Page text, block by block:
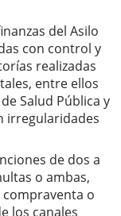
del Asilo
con control y
realizadas
entre ellos
Salud Pública y
irregularidades
de dos a
o ambas,
o
los canales